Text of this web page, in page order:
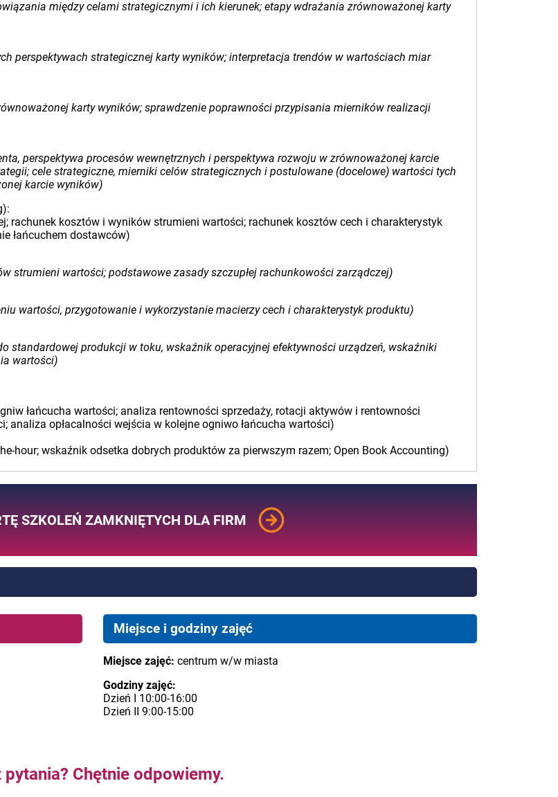
między celami strategicznymi i ich kierunek; etapy wdrażania zrównoważonej karty
perspektywach strategicznej karty wyników; interpretacja trendów w wartościach miar
karty wyników; sprawdzenie poprawności przypisania mierników realizacji
perspektywa procesów wewnętrznych i perspektywa rozwoju w zrównoważonej karcie
cele strategiczne, mierniki celów strategicznych i postulowane (docelowe) wartości tych
karcie wyników)
rachunek kosztów i wyników strumieni wartości; rachunek kosztów cech i charakterystyk
łańcuchem dostawców)
strumieni wartości; podstawowe zasady szczupłej rachunkowości zarządczej)
wartości, przygotowanie i wykorzystanie macierzy cech i charakterystyk produktu)
standardowej produkcji w toku, wskaźnik operacyjnej efektywności urządzeń, wskaźniki
wartości)
łańcucha wartości; analiza rentowności sprzedaży, rotacji aktywów i rentowności
analiza opłacalności wejścia w kolejne ogniwo łańcucha wartości)
hour; wskaźnik odsetka dobrych produktów za pierwszym razem; Open Book Accounting)
SZKOLEŃ ZAMKNIĘTYCH DLA FIRM
Miejsce i godziny zajęć
Miejsce zajęć: centrum w/w miasta
Godziny zajęć:
Dzień I 10:00-16:00
Dzień II 9:00-15:00
pytania? Chętnie odpowiemy.